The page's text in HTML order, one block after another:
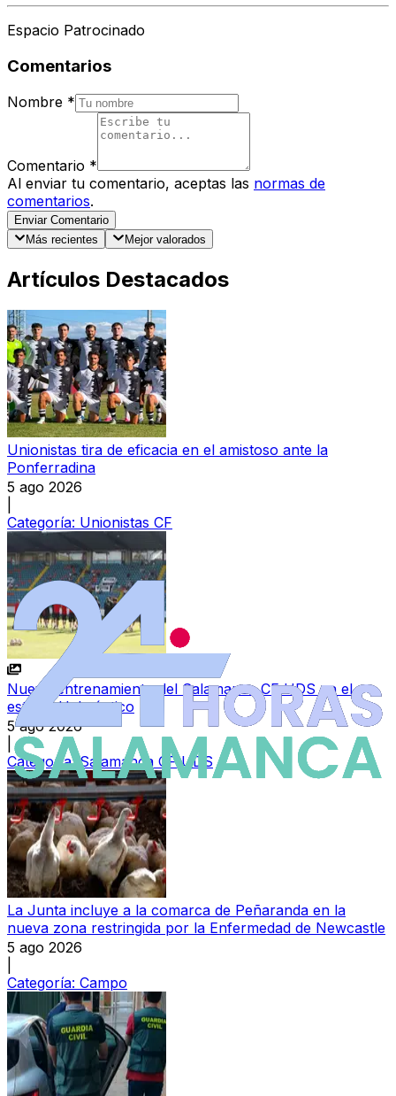
Espacio Patrocinado
Comentarios
Nombre *
Comentario *
Al enviar tu comentario, aceptas las normas de
comentarios.
Enviar Comentario
Más recientes
Mejor valorados
Artículos Destacados
Unionistas tira de eficacia en el amistoso ante la
Ponferradina
5 ago 2026
Categoría: Unionistas CF
Nuevo entrenamiento del Salamanca CF UDS en el
estadio Helmántico
5 ago 2026
Categoría: Salamanca CF UDS
La Junta incluye a la comarca de Peñaranda en la
nueva zona restringida por la Enfermedad de Newcastle
5 ago 2026
Categoría: Campo